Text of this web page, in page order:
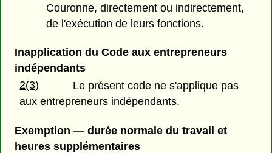
Couronne, directement ou indirectement,
de l'exécution de leurs fonctions.
Inapplication du Code aux entrepreneurs
indépendants
2(3)
Le présent code ne s'applique pas
aux entrepreneurs indépendants.
Exemption — durée normale du travail et
heures supplémentaires